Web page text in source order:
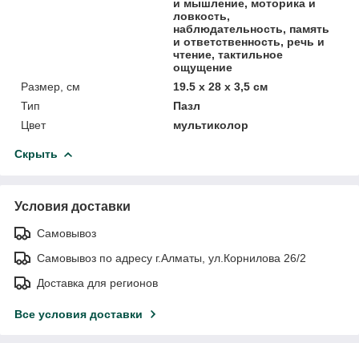
и мышление, моторика и
ловкость,
наблюдательность, память
и ответственность, речь и
чтение, тактильное
ощущение
Размер, см
19.5 x 28 x 3,5 см
Тип
Пазл
Цвет
мультиколор
Скрыть
Условия доставки
Самовывоз
Самовывоз по адресу г.Алматы, ул.Корнилова 26/2
Доставка для регионов
Все условия доставки